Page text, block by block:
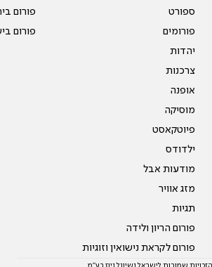
ספורט
פורומים
יהדות
צרכנות
אופנה
מוסיקה
פיוטקאסט
ילדודס
מודעות אבל
מזג אוויר
תגיות
פורום הריון ולידה
פורום לקראת נישואין וזוגיות
פורום
פורום
שמורות לישראל נשיונל ניוז בע"מ.